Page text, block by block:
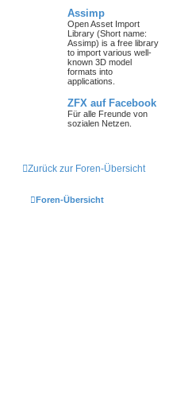
Assimp
Open Asset Import
Library (Short name:
Assimp) is a free library
to import various well-
known 3D model
formats into
applications.
ZFX auf Facebook
Für alle Freunde von
sozialen Netzen.
Zurück zur Foren-Übersicht
Foren-Übersicht